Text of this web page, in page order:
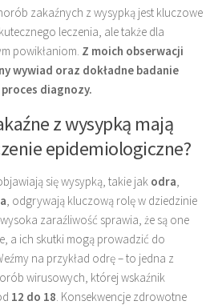
zakaźnych z wysypką jest kluczowe
leczenia, ale także dla
powikłaniom. Z moich obserwacji
wywiad oraz dokładne badanie
diagnozy.
z wysypką mają
epidemiologiczne?
się wysypką, takie jak odra
, odgrywają kluczową rolę w dziedzinie
zaraźliwość sprawia, że są one
a ich skutki mogą prowadzić do
na przykład odrę – to jedna z
wirusowych, której wskaźnik
12 do 18 . Konsekwencje zdrowotne